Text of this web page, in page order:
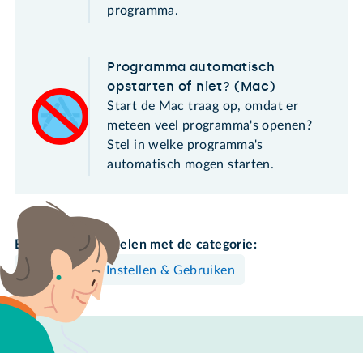
programma.
Programma automatisch
opstarten of niet? (Mac)
Start de Mac traag op, omdat er
meteen veel programma's openen?
Stel in welke programma's
automatisch mogen starten.
Bekijk meer artikelen met de categorie:
Mac
Instellen & Gebruiken